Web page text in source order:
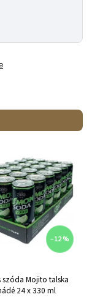
–12 %
Mojito talska
24 x 330 ml